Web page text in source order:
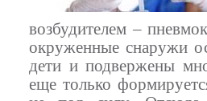
возбудителем –
окруженные снаружи
дети и подвержены
еще только